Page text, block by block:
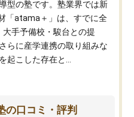
型の塾です。塾業界では新
「atama＋」は、すでに全
手予備校・駿台との提
らに産学連携の取り組みな
起こした存在と...
の口コミ・評判